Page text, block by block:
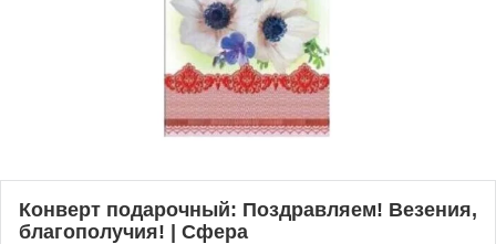
Конверт подарочный: Поздравляем! Везения,
благополучия! | Сфера